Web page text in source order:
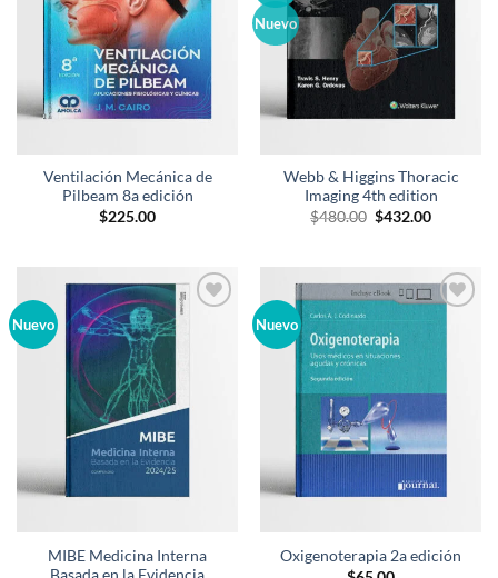
Ventilación Mecánica de
Pilbeam 8a edición
$225.00
Nuevo
Webb & Higgins Thoracic
Imaging 4th edition
$480.00 El
precio
$432.00El
$432.00.
Nuevo
MIBE Medicina Interna
Basada en la Evidencia
Nuevo
Oxigenoterapia 2a edición